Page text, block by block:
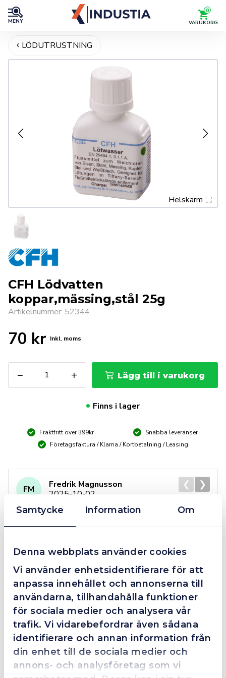
Samtycke Information Om
Denna webbplats använder cookies
Vi använder enhetsidentifierare för att
anpassa innehållet och annonserna till
användarna, tillhandahålla funktioner
för sociala medier och analysera vår
trafik. Vi vidarebefordrar även sådana
identifierare och annan information från
din enhet till de sociala medier och
annons- och analysföretag som vi
MENY
0
VARUKORG
LÖDUTRUSTNING
Helskärm
CFH Lödvatten
koppar,mässing,stål 25g
Artikelnummer: 52344
70 kr Inkl. moms
−
Lödvatten
koppar,mässing,stål
+ Lägg till i varukorg
Finns i lager
Fraktfritt över 399kr
Snabba leveranser
Företagsfaktura / Klarna / Kortbetalning / Leasing
4.4 10 Reviews
FM
Fredrik Magnusson
2025-10-02
Grym service!
Trots en billigare order, som det blev lite strul med,
så agerade dom blixtsnabbt och löste det långt över
förväntan. Hade kontakt med Alexander, som förtjänar
en extra guldstjärna.
❮ ❯